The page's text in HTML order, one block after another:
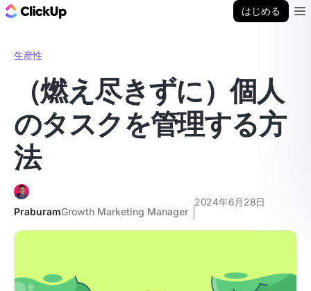
はじめる
生産性
（燃え尽きずに）個人
のタスクを管理する方
法
PraburamGrowth Marketing Manager
2024年6月28日